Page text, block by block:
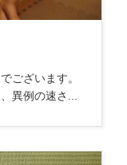
ございます。
異例の速さ...